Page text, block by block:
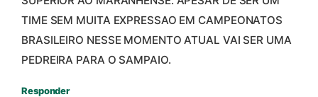
TIME SEM MUITA EXPRESSAO EM CAMPEONATOS
BRASILEIRO NESSE MOMENTO ATUAL VAI SER UMA
PEDREIRA PARA O SAMPAIO.
Responder